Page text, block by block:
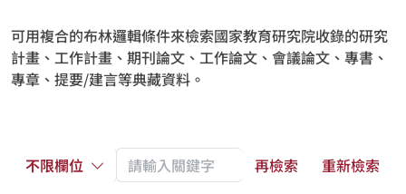
可用複合的布林邏輯條件來檢索國家教育研究院收錄的研究
計畫、工作計畫、期刊論文、工作論文、會議論文、專書、
專章、提要/建言等典藏資料。
不限欄位 再檢索
重新檢索